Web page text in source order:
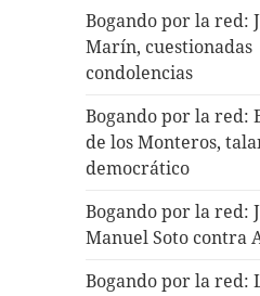
Bogando por la red:
Marín, cuestionadas
condolencias
Bogando por la red:
de los Monteros,
democrático
Bogando por la red:
Manuel Soto contra
Bogando por la red: